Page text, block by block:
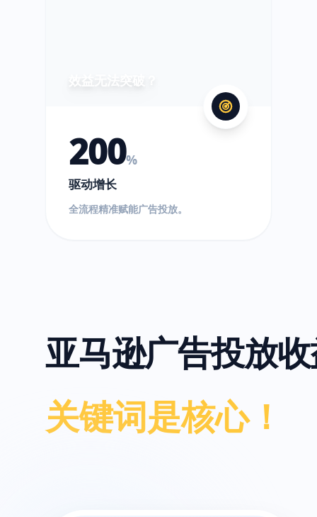
效益无法突破？
200%
驱动增长
全流程精准赋能广告投放。
亚马逊广告投放
关键词是核心！